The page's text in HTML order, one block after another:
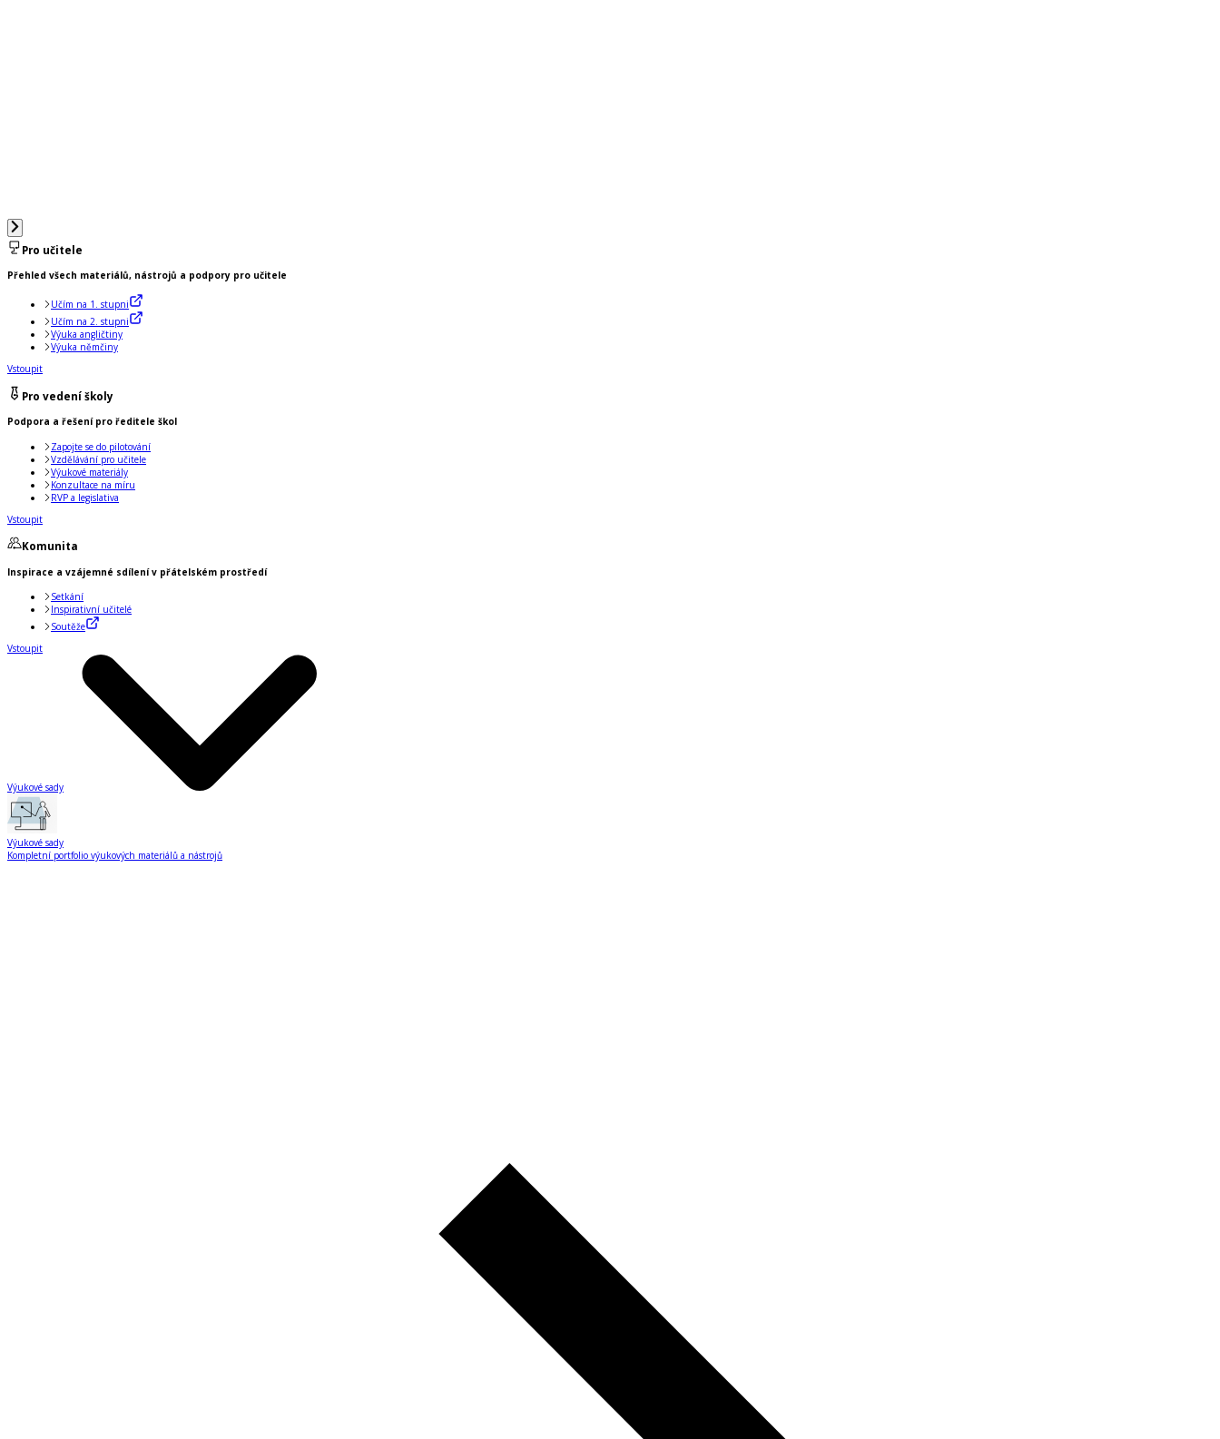
Pro učitele
Přehled všech materiálů, nástrojů a podpory pro učitele
Učím na 1. stupni
Učím na 2. stupni
Výuka angličtiny
Výuka němčiny
Vstoupit
Pro vedení školy
Podpora a řešení pro ředitele škol
Zapojte se do pilotování
Vzdělávání pro učitele
Výukové materiály
Konzultace na míru
RVP a legislativa
Vstoupit
Komunita
Inspirace a vzájemné sdílení v přátelském prostředí
Setkání
Inspirativní učitelé
Soutěže
Vstoupit
Výukové sady
Výukové sady
Kompletní portfolio výukových materiálů a nástrojů